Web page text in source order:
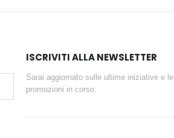
ISCRIVITI ALLA NEWSLETTER
Sarai aggiornato sulle ultime iniziative e le
promozioni in corso.